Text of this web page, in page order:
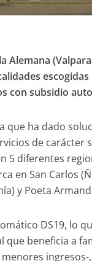
Alemana
con subsidio
que ha dado
de carácter
5 diferentes
en San Carlos
y Poeta
DS19, lo
que beneficia a